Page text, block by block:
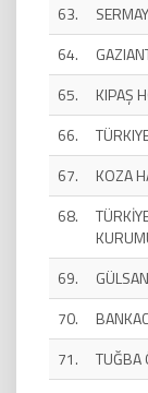
63.
64.
65.
KIPAŞ
66.
67.
KOZA
68.
69.
70.
71.
TUĞBA